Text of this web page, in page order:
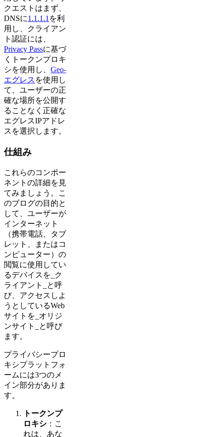
クエストはまず、
DNSに1.1.1.1を利
用し、クライアン
ト認証には、
Privacy Passに基づ
くトークンプロキ
シを使用し、 Geo-
エグレス を使用し
て、ユーザーの正
確な場所を公開す
ることなく正確な
エグレスIPアドレ
スを選択します。
仕組み
これらのコンポー
ネントの詳細を見
てみましょう。こ
のブログの目的と
して、ユーザーが
インターネット
（携帯電話、タブ
レット、またはコ
ンピューター）の
閲覧に使用してい
るデバイスを_ク
ライアント_と呼
び、アクセスしよ
うとしているWeb
サイトを_オリジ
ンサイト_と呼び
ます。
プライバシープロ
キシプラットフォ
ームには3つのメ
イン部分がありま
す。
トークンプ
ロキシ ：こ
れは、あな